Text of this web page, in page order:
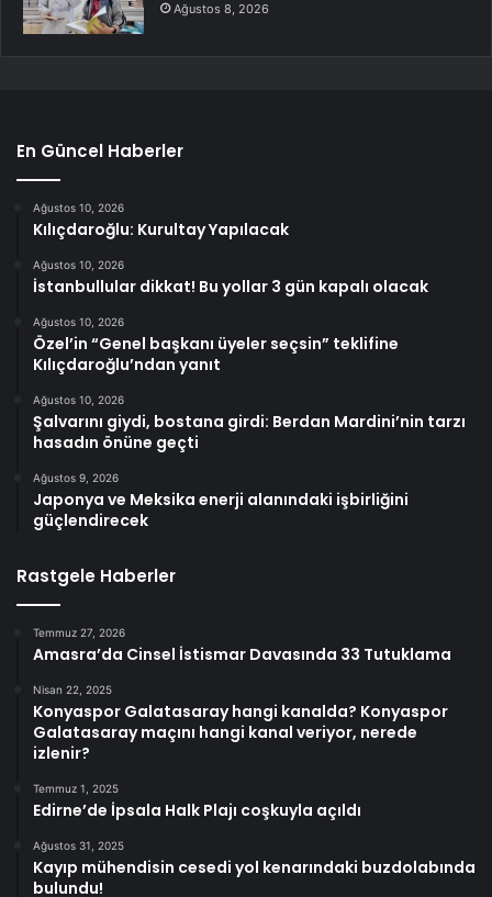
Ağustos 8, 2026
En Güncel Haberler
Ağustos 10, 2026
Kılıçdaroğlu: Kurultay Yapılacak
Ağustos 10, 2026
İstanbullular dikkat! Bu yollar 3 gün kapalı olacak
Ağustos 10, 2026
Özel’in “Genel başkanı üyeler seçsin” teklifine
Kılıçdaroğlu’ndan yanıt
Ağustos 10, 2026
Şalvarını giydi, bostana girdi: Berdan Mardini’nin tarzı
hasadın önüne geçti
Ağustos 9, 2026
Japonya ve Meksika enerji alanındaki işbirliğini
güçlendirecek
Rastgele Haberler
Temmuz 27, 2026
Amasra’da Cinsel İstismar Davasında 33 Tutuklama
Nisan 22, 2025
Konyaspor Galatasaray hangi kanalda? Konyaspor
Galatasaray maçını hangi kanal veriyor, nerede
izlenir?
Temmuz 1, 2025
Edirne’de İpsala Halk Plajı coşkuyla açıldı
Ağustos 31, 2025
Kayıp mühendisin cesedi yol kenarındaki buzdolabında
bulundu!